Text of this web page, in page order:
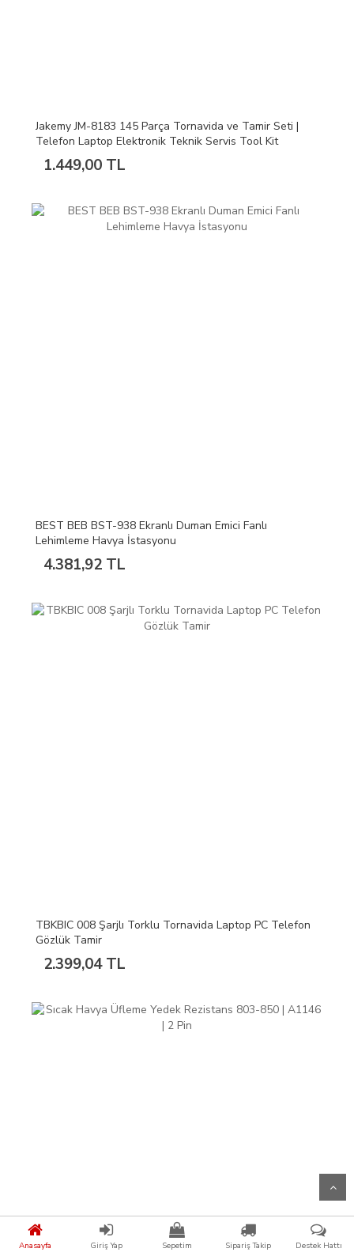
Anasayfa Giriş Yap Sepetim Sipariş Takip Destek Hattı
Jakemy JM-8183 145 Parça Tornavida ve Tamir Seti |
Telefon Laptop Elektronik Teknik Servis Tool Kit
1.449,00 TL
BEST BEB BST-938 Ekranlı Duman Emici Fanlı
Lehimleme Havya İstasyonu
4.381,92 TL
TBKBIC 008 Şarjlı Torklu Tornavida Laptop PC Telefon
Gözlük Tamir
2.399,04 TL